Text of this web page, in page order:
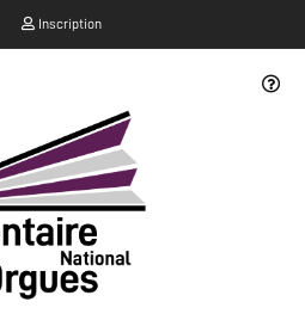
Inscription